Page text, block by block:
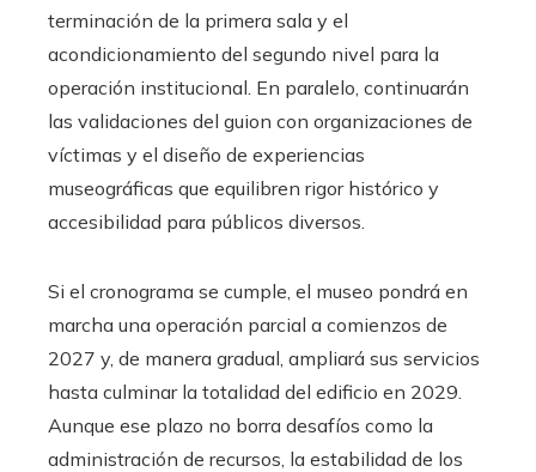
terminación de la primera sala y el
acondicionamiento del segundo nivel para la
operación institucional. En paralelo, continuarán
las validaciones del guion con organizaciones de
víctimas y el diseño de experiencias
museográficas que equilibren rigor histórico y
accesibilidad para públicos diversos.
Si el cronograma se cumple, el museo pondrá en
marcha una operación parcial a comienzos de
2027 y, de manera gradual, ampliará sus servicios
hasta culminar la totalidad del edificio en 2029.
Aunque ese plazo no borra desafíos como la
administración de recursos, la estabilidad de los